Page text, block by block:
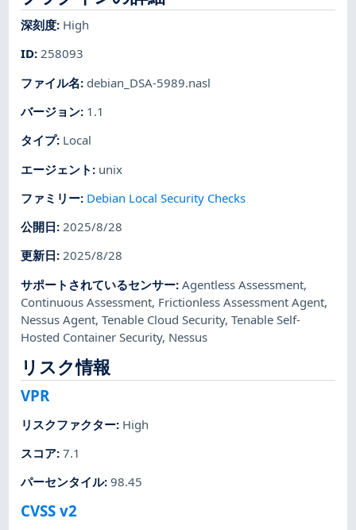
深刻度: High
ID:258093
ファイル名: debian_DSA-5989.nasl
バージョン: 1.1
タイプ: Local
エージェント : unix
ファミリー: Debian Local Security Checks
公開日:2025/8/28
更新日:2025/8/28
サポートされているセンサー:Agentless Assessment,
Continuous Assessment, Frictionless Assessment Agent,
Nessus Agent,Tenable Cloud Security,Tenable Self-
Hosted Container Security, Nessus
リスク情報
VPR
リスクファクター: High
スコア:7.1
パーセンタイル:98.45
CVSS v2